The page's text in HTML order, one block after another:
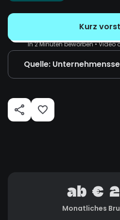
Kurz
In 2 Minuten beworben • Video
Quelle:
ab €
Monatliches